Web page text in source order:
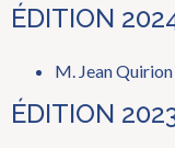
ÉDITION
M. Jean Quirion
ÉDITION